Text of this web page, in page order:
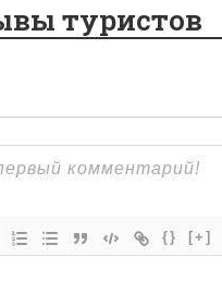
туристов
{} [+]